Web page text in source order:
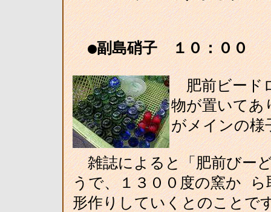
●副島硝子 １０：００↓
肥前ビード
物が置いてあ
がメインの様
雑誌によると「肥前びー
うで、１３００度の窯か
形作りしていくとのことで